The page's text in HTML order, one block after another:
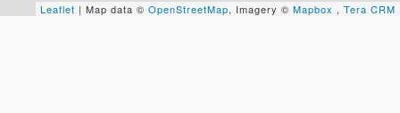
Leaflet | Map data © OpenStreetMap, Imagery © Mapbox , Tera CRM